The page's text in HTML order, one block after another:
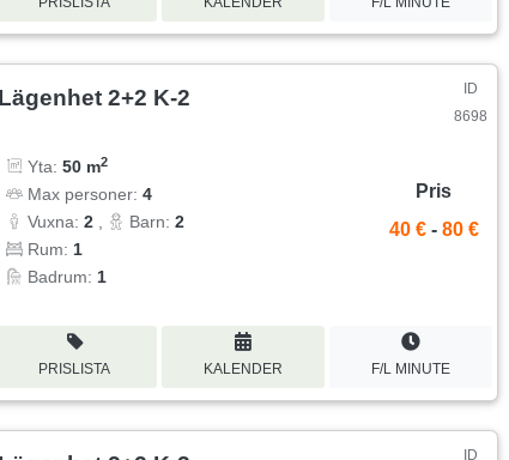
Lägenhet 2+2 K-2
ID
8698
Yta:50 m2
Max personer:4
Vuxna:2 Barn:2
Rum: 1
Badrum: 1
Pris
40 € - 80 €
PRISLISTA KALENDER F/L MINUTE
ID